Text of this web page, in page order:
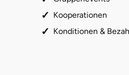
Kooperationen
Konditionen &